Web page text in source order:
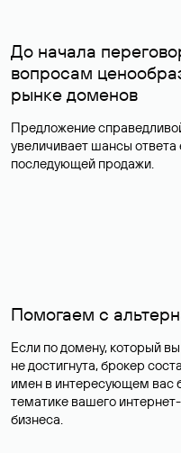
До начала
вопросам
рынке доменов
Предложение
увеличивает шансы ответа
последующей продажи.
Помогаем с
Если по домену, который
не достигнута, брокер
имен в интересующем вас
тематике вашего
бизнеса.